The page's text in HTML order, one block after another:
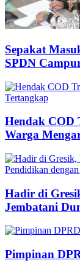
Sepakat
SPDN
Hendak COD
Warga
Hadir di
Jembatani
Pimpinan